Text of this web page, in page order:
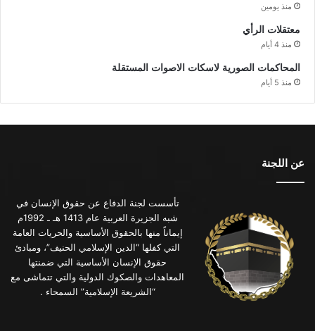
منذ يومين
معتقلات الرأي
منذ 4 أيام
المحاكمات الصورية لاسكات الاصوات المستقلة
منذ 5 أيام
عن اللجنة
تأسست لجنة الدفاع عن حقوق الإنسان في
شبه الجزيرة العربية عام 1413 هـ ـ 1992م
إيماناً منها بالحقوق الأساسية والحريات العامة
التي كفلها “الدين الإسلامي الحنيف”، ومبادئ
حقوق الإنسان الأساسية التي ضمنتها
المعاهدات والصكوك الدولية والتي تتماشى مع
“الشريعة الإسلامية” السمحاء .